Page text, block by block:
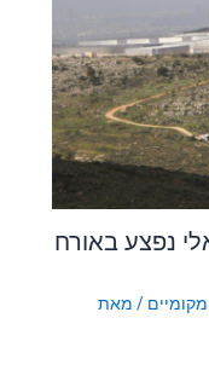
נפצע באורח
מקומיים / מאת